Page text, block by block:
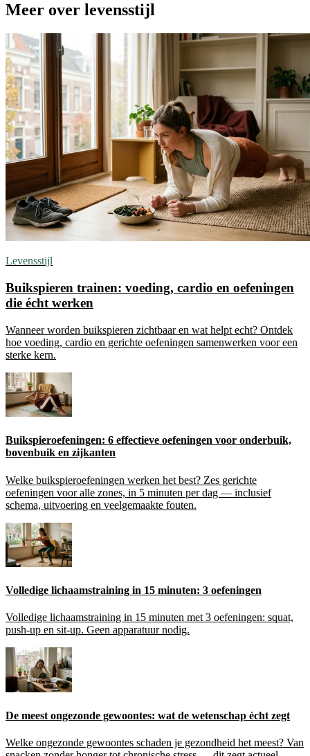
Meer over levensstijl
Levensstijl
Buikspieren trainen: voeding, cardio en oefeningen
die écht werken
Wanneer worden buikspieren zichtbaar en wat helpt echt? Ontdek
hoe voeding, cardio en gerichte oefeningen samenwerken voor een
sterke kern.
Buikspieroefeningen: 6 effectieve oefeningen voor onderbuik,
bovenbuik en zijkanten
Welke buikspieroefeningen werken het best? Zes gerichte
oefeningen voor alle zones, in 5 minuten per dag — inclusief
schema, uitvoering en veelgemaakte fouten.
Volledige lichaamstraining in 15 minuten: 3 oefeningen
Volledige lichaamstraining in 15 minuten met 3 oefeningen: squat,
push-up en sit-up. Geen apparatuur nodig.
De meest ongezonde gewoontes: wat de wetenschap écht zegt
Welke ongezonde gewoontes schaden je gezondheid het meest? Van